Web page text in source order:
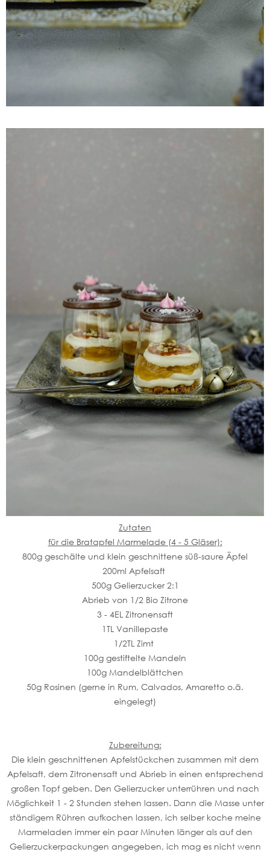
Zutaten
für die Bratapfel Marmelade (4 - 5 Gläser):
800g geschälte und klein geschnittene süß-saure Äpfel
200ml Apfelsaft
500g Gelierzucker 2:1
Abrieb von 1/2 Bio Zitrone
3 - 4EL Zitronensaft
1TL Vanillepaste
1/2TL Zimt
100g gestiftelte Mandeln
100g Mandelblättchen
50g Rosinen (gerne in Rum, Calvados, Amaretto o.ä.
eingelegt)
Zubereitung:
Die klein geschnittenen Apfelstückchen zusammen mit dem
Apfelsaft, dem Zitronensaft und Abrieb in einen entsprechend
großen Topf geben. Den Gelierzucker unterrühren und nach
Möglichkeit 1 - 2 Stunden stehen lassen. Dann die Masse unter
ständigem Rühren aufkochen lassen, ich selber koche meine
Marmeladen immer ein paar Minuten länger als auf den
Gelierzuckerpackungen angegeben, ich mag es nicht wenn